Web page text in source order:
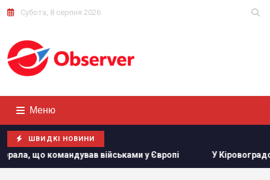
Субота, 8 серпня 2026
Меню
ШВИДКІ НОВИНИ
у Європі У Кіровоградській області розбився